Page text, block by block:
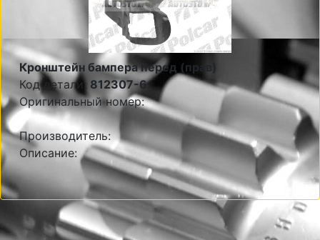
Кронштейн бампера перед (прав)
Код детали: 812307-6
Оригинальный номер:
Производитель:
Описание: